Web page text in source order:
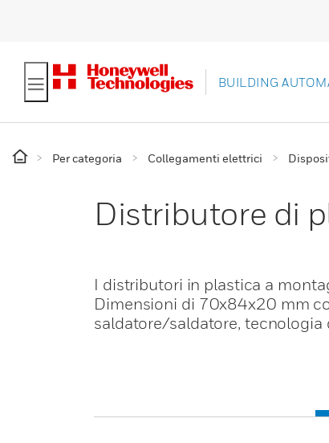
BUILDING
Per categoria Collegamenti elettrici
Distributore di
I distributori in plastica a
Dimensioni di 70x84x20 mm
saldatore/saldatore, tecnologia